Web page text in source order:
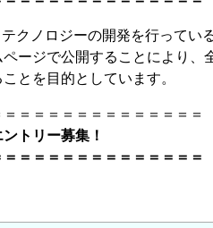
ノロジーの開発を行ってい
ージで公開することにより
とを目的としています。
＝＝＝＝＝＝＝＝＝＝＝＝＝
トリー募集！
＝＝＝＝＝＝＝＝＝＝＝＝＝